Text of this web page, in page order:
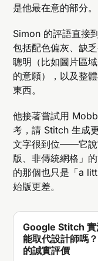
是他最在意的部分。
Simon 的評語直接
包括配色偏灰、缺
聰明（比如圖片區
的意願），以及整
東西。
他接著嘗試用
考，請 Stitch 生成
文字很到位——它說
版、非傳統網格」
的那個也只是「a
始版更差。
Google Stitch
能取代設計師嗎
的誠實評價